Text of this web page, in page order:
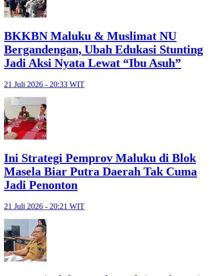
BKKBN Maluku & Muslimat NU
Bergandengan, Ubah Edukasi Stunting
Jadi Aksi Nyata Lewat “Ibu Asuh”
21 Juli 2026 - 20:33 WIT
Ini Strategi Pemprov Maluku di Blok
Masela Biar Putra Daerah Tak Cuma
Jadi Penonton
21 Juli 2026 - 20:21 WIT